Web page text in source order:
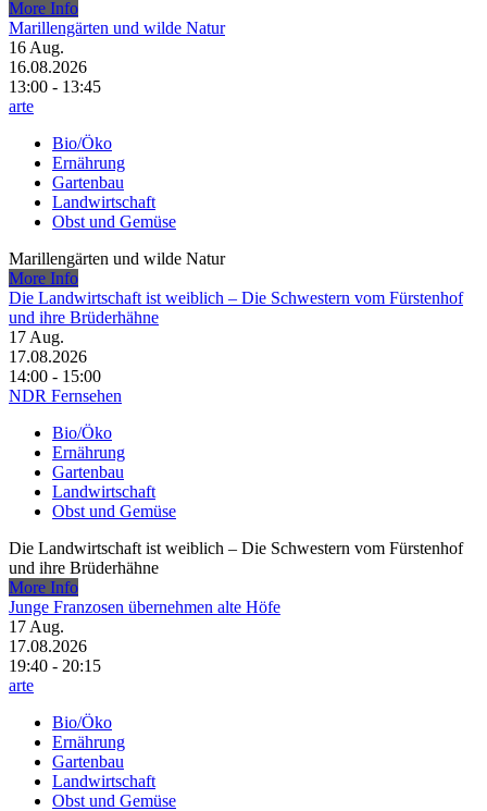
More Info
Marillengärten und wilde Natur
16 Aug.
16.08.2026
13:00 - 13:45
arte
Bio/Öko
Ernährung
Gartenbau
Landwirtschaft
Obst und Gemüse
Marillengärten und wilde Natur
More Info
Die Landwirtschaft ist weiblich – Die Schwestern vom Fürstenhof
und ihre Brüderhähne
17 Aug.
17.08.2026
14:00 - 15:00
NDR Fernsehen
Bio/Öko
Ernährung
Gartenbau
Landwirtschaft
Obst und Gemüse
Die Landwirtschaft ist weiblich – Die Schwestern vom Fürstenhof
und ihre Brüderhähne
More Info
Junge Franzosen übernehmen alte Höfe
17 Aug.
17.08.2026
19:40 - 20:15
arte
Bio/Öko
Ernährung
Gartenbau
Landwirtschaft
Obst und Gemüse